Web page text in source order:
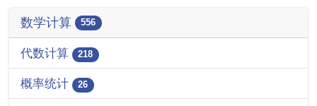
数学计算 556
代数计算 218
概率统计 26